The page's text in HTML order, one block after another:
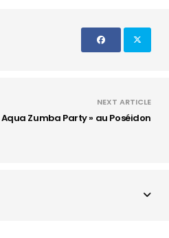
NEXT ARTICLE
Zumba Party » au Poséidon